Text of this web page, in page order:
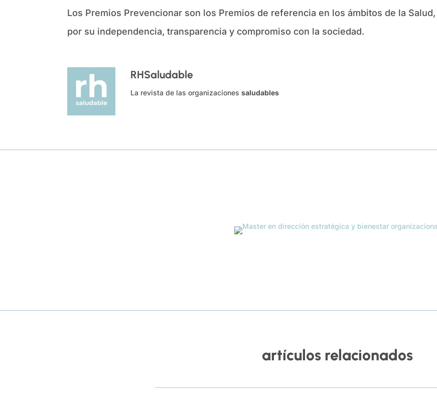
Los Premios Prevencionar son los Premios de referencia en los ámbitos de la
por su independencia, transparencia y compromiso con la sociedad.
RHSaludable
La revista de las organizacionessaludables
artículos relacionados